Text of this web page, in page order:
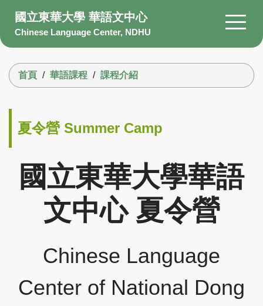
內
容
國立東華大學 華語文中心
Chinese Language Center, NDHU
搜尋
Courses
Information
Facility
首頁 華語課程 課程介紹
夏令營 Summer Camp
國立東華大學華語
文中心 夏令營
Chinese Language
Center of National Dong